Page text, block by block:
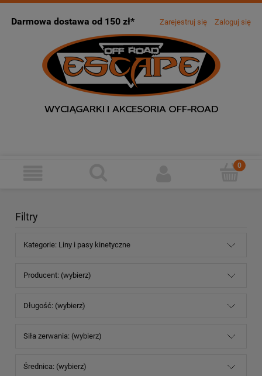
Darmowa dostawa od 150 zł* Zarejestruj się Zaloguj się
Filtry
Kategorie: Liny i pasy kinetyczne
Producent: (wybierz)
Długość: (wybierz)
Siła zerwania: (wybierz)
Średnica: (wybierz)